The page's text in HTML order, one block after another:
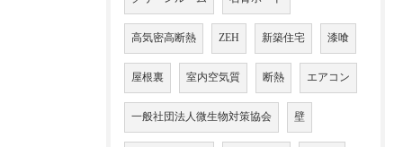
高気密高断熱 ZEH 新築住宅 漆喰
屋根裏 室内空気質 断熱 エアコン
一般社団法人微生物対策協会 壁